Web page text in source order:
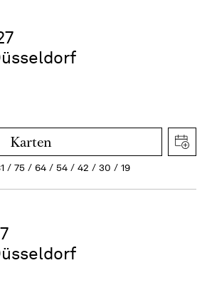
Karten
75 64 54 42 30 19